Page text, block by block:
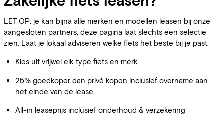
LET OP: je kan bijna alle merken en modellen leasen bij onze
aangesloten partners, deze pagina laat slechts een selectie
zien. Laat je lokaal adviseren welke fiets het beste bij je past.
Kies uit vrijwel elk type fiets en merk
25% goedkoper dan privé kopen inclusief overname aan
het einde van de lease
All-in leaseprijs inclusief onderhoud & verzekering